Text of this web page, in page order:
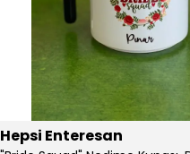
Hepsi Enteresan